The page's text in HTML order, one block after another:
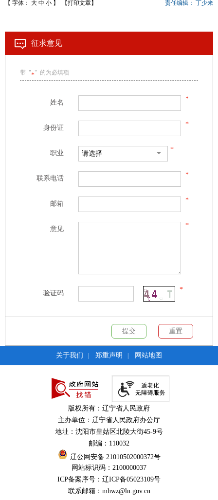
【 字体： 大 中 小 】 【打印文章】 责任编辑： 丁少来
征求意见
带 "*" 的为必填项
姓名 *
身份证 *
职业 *
联系电话 *
邮箱 *
意见 *
验证码 *
关于我们 郑重声明 网站地图
版权所有：辽宁省人民政府
主办单位：辽宁省人民政府办公厅
地址：沈阳市皇姑区北陵大街45-9号
邮编：110032
辽公网安备 21010502000372号
网站标识码：2100000037
ICP备案序号：辽ICP备05023109号
联系邮箱：mhwz@ln.gov.cn